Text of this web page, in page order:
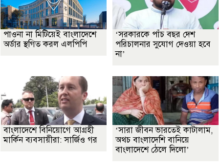
পাওনা না মিটিয়েই বাংলাদেশে
অর্ডার স্থগিত করল এলপিপি
‘সরকারকে পাঁচ বছর দেশ
পরিচালনার সুযোগ দেওয়া হবে
না’
বাংলাদেশে বিনিয়োগে আগ্রহী
মার্কিন ব্যবসায়ীরা: সার্জিও গর
‘সারা জীবন ভারতেই কাটালাম,
অথচ বাংলাদেশি বানিয়ে
বাংলাদেশে ঠেলে দিলো’